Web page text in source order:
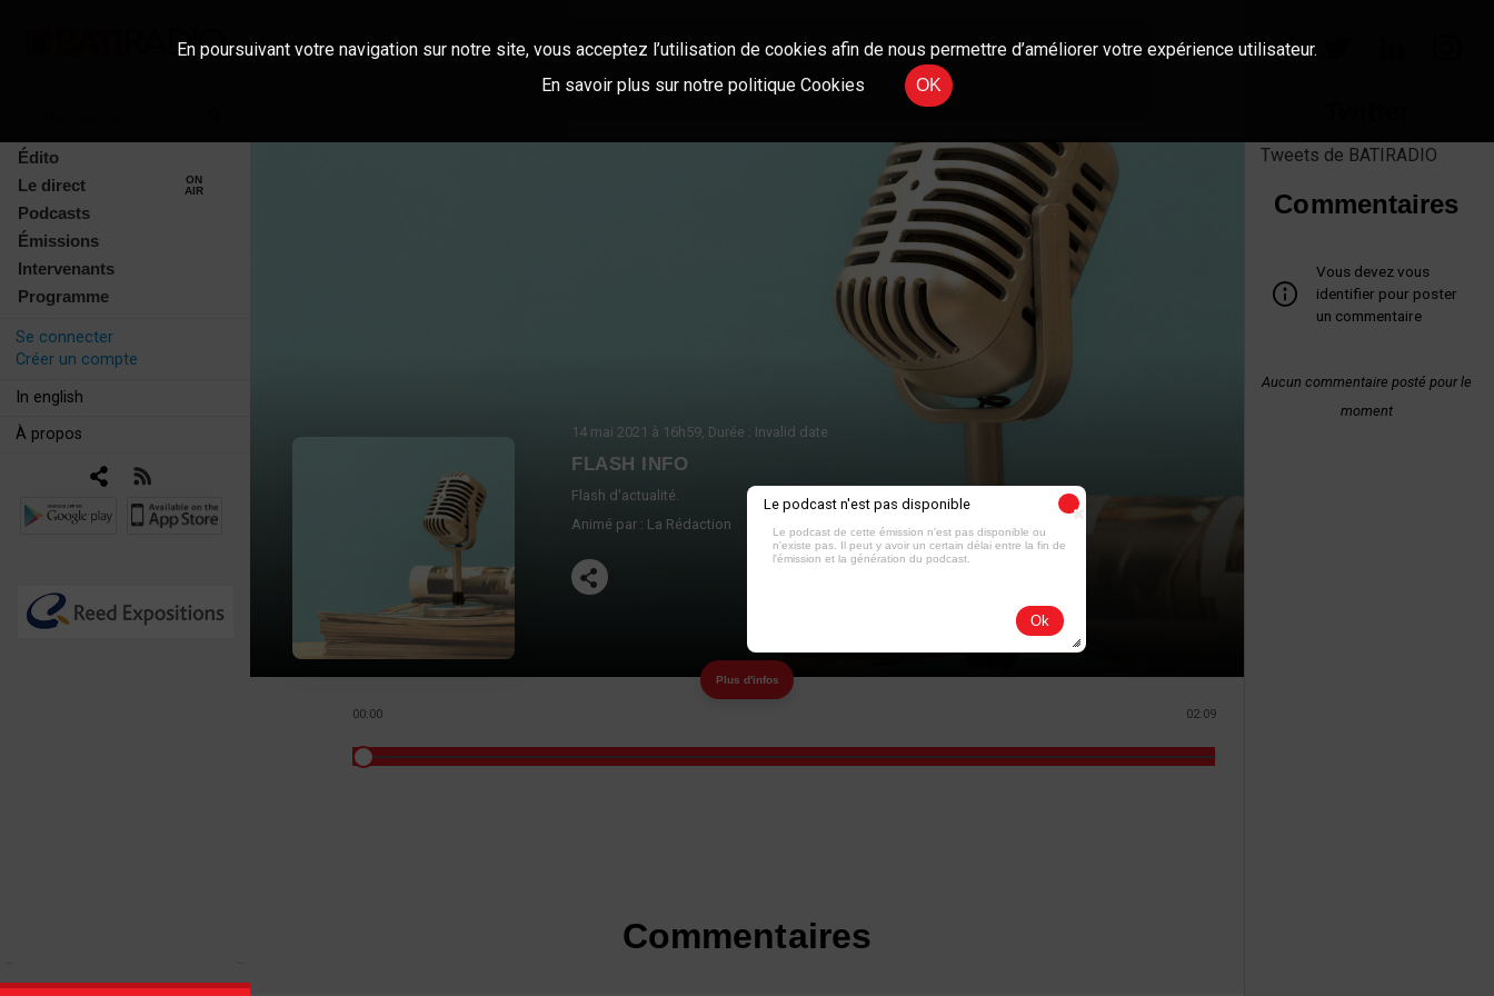
Édito
Le direct
ON
AIR
Podcasts
Émissions
Intervenants
Programme
Se connecter
Créer un compte
In english
À propos
14 mai 2021 à 16h59, Durée : Invalid date
FLASH INFO
Flash d'actualité.
Animé par : La Rédaction
Plus d'infos
00:00 02:09
Commentaires
Tweets de BATIRADIO
Commentaires
Vous devez vous
identifier pour poster
un commentaire
Aucun commentaire posté pour le
moment
En poursuivant votre navigation sur notre site, vous acceptez l’utilisation de cookies afin de nous permettre d’améliorer votre expérience utilisateur.
En savoir plus sur notre politique Cookies
OK
Le podcast n'est pas disponible
Le podcast de cette émission n'est pas disponible ou
n'existe pas. Il peut y avoir un certain délai entre la fin de
l'émission et la génération du podcast.
Ok